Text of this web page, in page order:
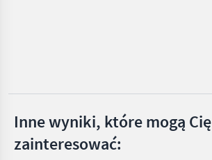
5010ES
Inne wyniki, które mogą Cię
zainteresować: